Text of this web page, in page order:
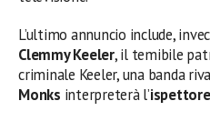
L’ultimo annuncio include,
Clemmy Keeler, il temibile
criminale Keeler, una banda
Monks interpreterà l’